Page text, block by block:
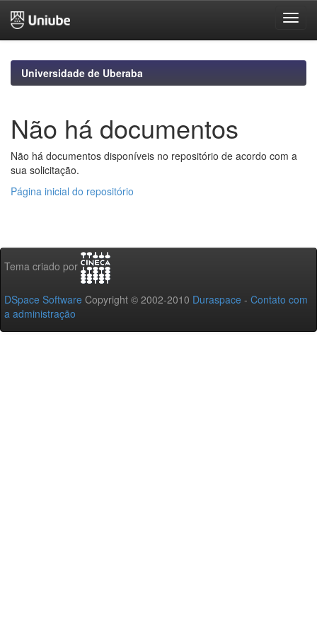
navigationUniversidade de Uberaba
Não há documentos
Não há documentos disponíveis no repositório de acordo com a
sua solicitação.
Página inicial do repositório
Tema criado por
DSpace Software Copyright © 2002-2010 Duraspace - Contato com
a administração